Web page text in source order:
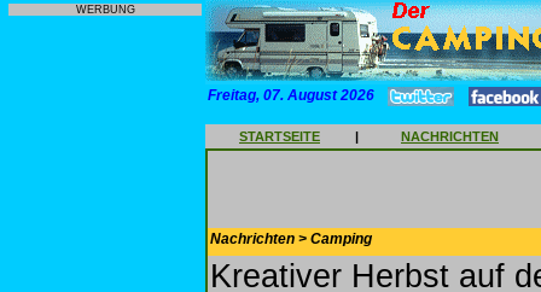
WERBUNG
Freitag, 07. August 2026
STARTSEITE | NACHRICHTEN
Nachrichten > Camping
Kreativer Herbst auf